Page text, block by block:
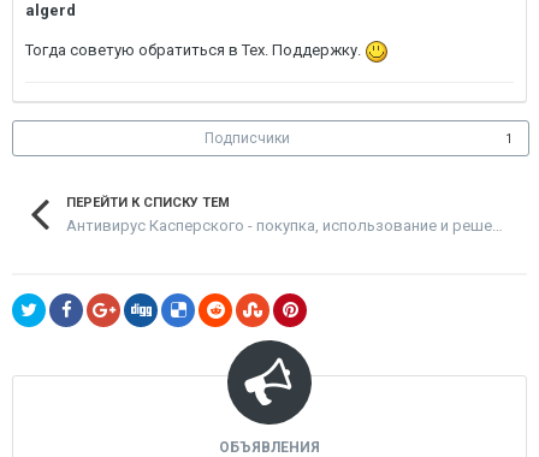
algerd
Тогда советую обратиться в Тех. Поддержку.
Подписчики 1
ПЕРЕЙТИ К СПИСКУ ТЕМ
ОБЪЯВЛЕНИЯ